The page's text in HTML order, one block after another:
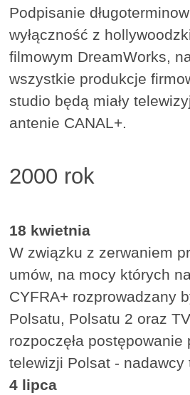
Podpisanie
wyłączność z
filmowym DreamWorks,
wszystkie produkcje
studio będą miały
antenie CANAL+.
2000 rok
18 kwietnia
W związku z zerwaniem
umów, na mocy których
CYFRA+ rozprowadzany
Polsatu, Polsatu 2 oraz
rozpoczęła postępowanie
telewizji Polsat - nadawcy
4 lipca